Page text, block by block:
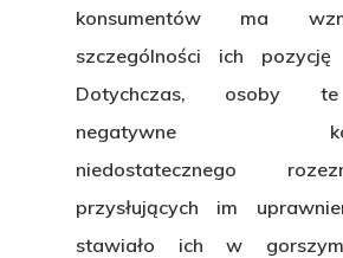
konsumentów ma
szczególności ich pozycję
Dotychczas, osoby
negatywne
niedostatecznego
przysłujących im
stawiało ich w gorszym
O